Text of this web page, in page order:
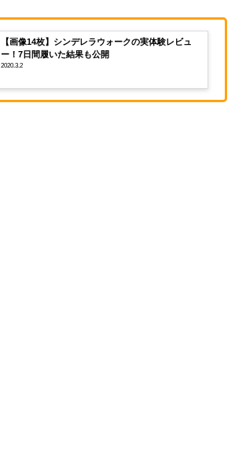
【画像14枚】シンデレラウォークの実体験レビュ
ー！7日間履いた結果も公開
2020.3.2